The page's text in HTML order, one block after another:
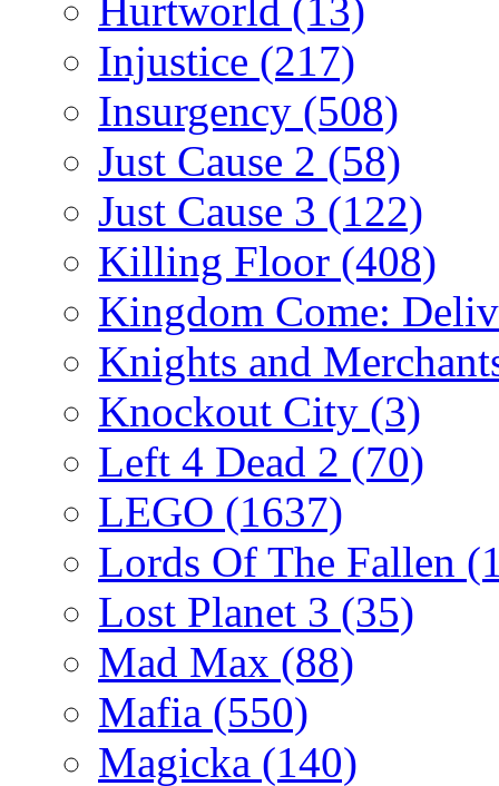
Hurtworld (13)
Injustice (217)
Insurgency (508)
Just Cause 2 (58)
Just Cause 3 (122)
Killing Floor (408)
Kingdom Come:
Knights and
Knockout City (3)
Left 4 Dead 2 (70)
LEGO (1637)
Lords Of The Fallen
Lost Planet 3 (35)
Mad Max (88)
Mafia (550)
Magicka (140)